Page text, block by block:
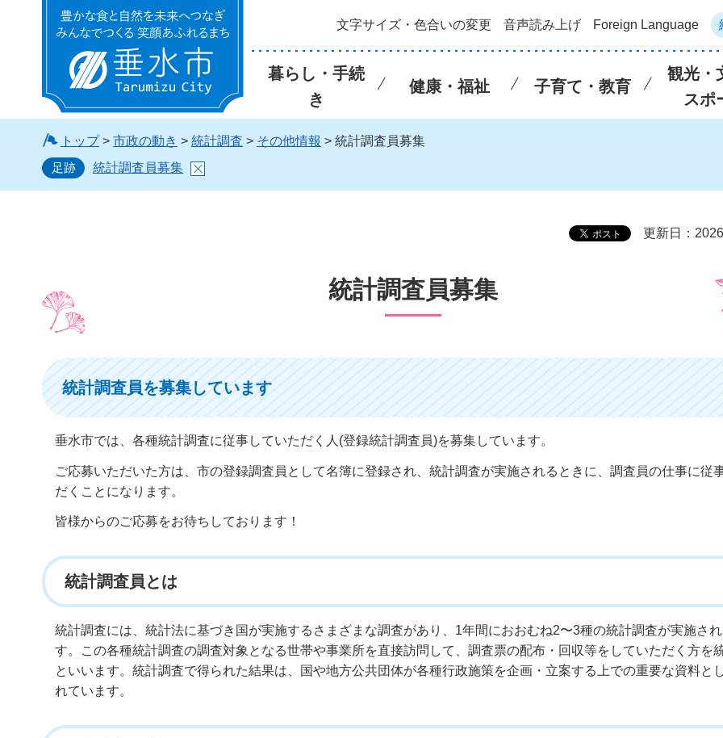
垂水市 文字サイズ・色合いの変更 音声読み上げ Foreign Language
暮らし・手続
き
健康・福祉 子育て・教育
観光・
スポ
トップ> 市政の動き > 統計調査 > その他情報 > 統計調査員募集
足跡
統計調査員募集
更新日：
統計調査員募集
統計調査員を募集しています
垂水市では、各種統計調査に従事していただく人(登録統計調査員)を募集しています。
ご応募いただいた方は、市の登録調査員として名簿に登録され、統計調査が実施されるときに、調査員の仕事に従
だくことになります。
皆様からのご応募をお待ちしております！
統計調査員とは
統計調査には、統計法に基づき国が実施するさまざまな調査があり、1年間におおむね2〜3種の統計調査が実施さ
す。この各種統計調査の調査対象となる世帯や事業所を直接訪問して、調査票の配布・回収等をしていただく方を
といいます。統計調査で得られた結果は、国や地方公共団体が各種行政施策を企画・立案する上での重要な資料と
れています。